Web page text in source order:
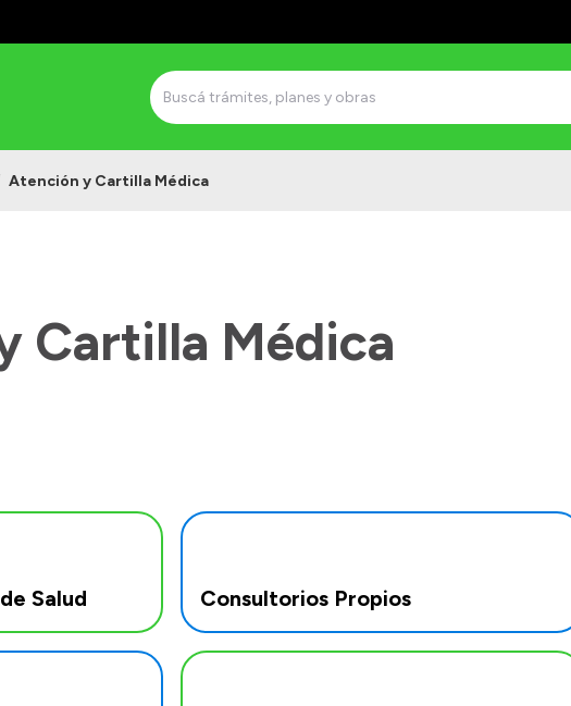
Atención y Cartilla Médica
Cartilla Médica
Salud Consultorios Propios